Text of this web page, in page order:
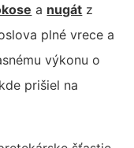
a nugát z
plné vrece a
výkonu o
prišiel na